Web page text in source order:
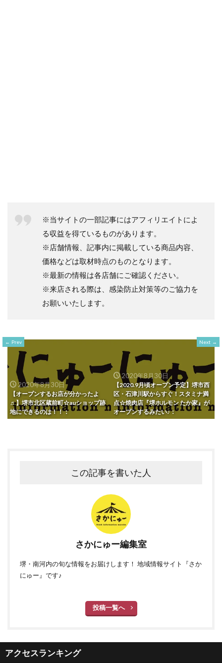
※当サイトの一部記事にはアフィリエイトによ
る収益を得ているものがあります。
※店舗情報、記事内に掲載している商品内容、
価格などは取材時点のものとなります。
※最新の情報は各店舗にご確認ください。
※来店される際は、感染防止対策等のご協力を
お願いいたします。
Prev
2020年8月30日
【オープンするお店が分かったよ
♬】堺市北区蔵前町☆auショップ跡
地にできるのは！！：
Next
2020年8月30日
【2020.9月頃オープン予定】堺市西
区・石津川駅からすぐ！スタミナ満
点☆焼肉店『堺ホルモン たか家』が
オープンするみたい♪：
この記事を書いた人
さかにゅー編集室
堺・南河内の旬な情報をお届けします！ 地域情報サイト『さか
にゅー』です♪
投稿一覧へ
アクセスランキング